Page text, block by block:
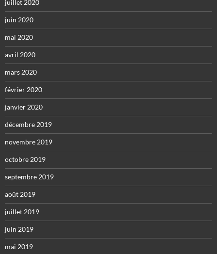
juillet 2020
juin 2020
mai 2020
avril 2020
mars 2020
février 2020
janvier 2020
décembre 2019
novembre 2019
octobre 2019
septembre 2019
août 2019
juillet 2019
juin 2019
mai 2019